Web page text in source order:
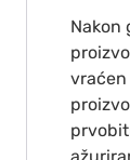
Nakon
vraćen